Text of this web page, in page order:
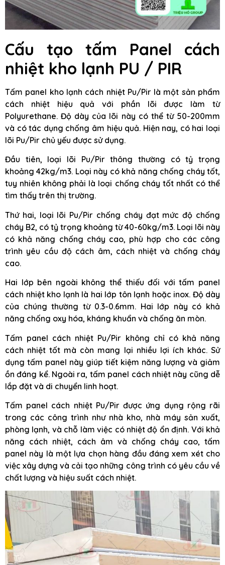
Cấu tạo tấm Panel cách
nhiệt kho lạnh PU / PIR
Tấm panel kho lạnh cách nhiệt Pu/Pir là một sản phẩm
cách nhiệt hiệu quả với phần lõi được làm từ
Polyurethane. Độ dày của lõi này có thể từ 50-200mm
và có tác dụng chống âm hiệu quả. Hiện nay, có hai loại
lõi Pu/Pir chủ yếu được sử dụng.
Đầu tiên, loại lõi Pu/Pir thông thường có tỷ trọng
khoảng 42kg/m3. Loại này có khả năng chống cháy tốt,
tuy nhiên không phải là loại chống cháy tốt nhất có thể
tìm thấy trên thị trường.
Thứ hai, loại lõi Pu/Pir chống cháy đạt mức độ chống
cháy B2, có tỷ trọng khoảng từ 40-60kg/m3. Loại lõi này
có khả năng chống cháy cao, phù hợp cho các công
trình yêu cầu độ cách âm, cách nhiệt và chống cháy
cao.
Hai lớp bên ngoài không thể thiếu đối với tấm panel
cách nhiệt kho lạnh là hai lớp tôn lạnh hoặc inox. Độ dày
của chúng thường từ 0.3-0.6mm. Hai lớp này có khả
năng chống oxy hóa, kháng khuẩn và chống ăn mòn.
Tấm panel cách nhiệt Pu/Pir không chỉ có khả năng
cách nhiệt tốt mà còn mang lại nhiều lợi ích khác. Sử
dụng tấm panel này giúp tiết kiệm năng lượng và giảm
ồn đáng kể. Ngoài ra, tấm panel cách nhiệt này cũng dễ
lắp đặt và di chuyển linh hoạt.
Tấm panel cách nhiệt Pu/Pir được ứng dụng rộng rãi
trong các công trình như nhà kho, nhà máy sản xuất,
phòng lạnh, và chỗ làm việc có nhiệt độ ổn định. Với khả
năng cách nhiệt, cách âm và chống cháy cao, tấm
panel này là một lựa chọn hàng đầu đáng xem xét cho
việc xây dựng và cải tạo những công trình có yêu cầu về
chất lượng và hiệu suất cách nhiệt.